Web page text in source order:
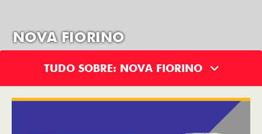
NOVA FIORINO
TUDO SOBRE: NOVA FIORINO